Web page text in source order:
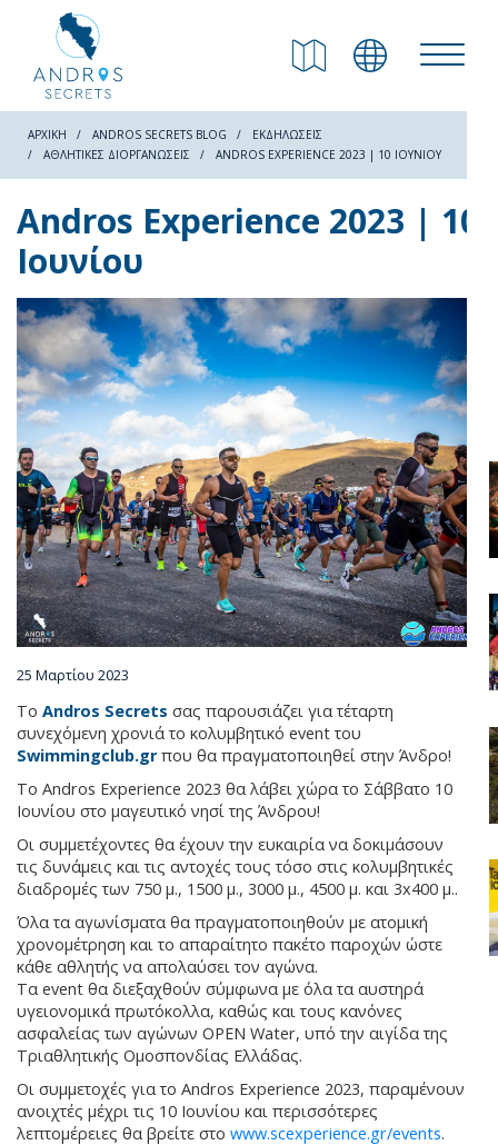
ΕΠΙΣΤΡΟΦΗ
Παραλίες
Φύση
Πολιτισμός
Αξιοθέατα
Μονοπάτια
Χωριά
Διαμονή
Φαγητό & Ποτό
Δραστηριότητες
Ενοικιάσεις
Ευεξία & Ομορφιά
Γάμος στην Άνδρο
ΑΡΧΙΚΗ ANDROS SECRETS BLOG
ΕΚΔΗΛΏΣΕΙΣ
ΑΘΛΗΤΙΚΈΣ ΔΙΟΡΓΑΝΏΣΕΙΣ
ANDROS EXPERIENCE 2023 | 10 ΙΟΥΝΊΟΥ
Andros Experience 2023 | 10
Ιουνίου
25 Μαρτίου 2023
Το Andros Secrets σας παρουσιάζει για τέταρτη
συνεχόμενη χρονιά το κολυμβητικό event του
Swimmingclub.grπου θα πραγματοποιηθεί στην Άνδρο!
Το Andros Experience 2023 θα λάβει χώρα το Σάββατο 10
Ιουνίου στο μαγευτικό νησί της Άνδρου!
Οι συμμετέχοντες θα έχουν την ευκαιρία να δοκιμάσουν
τις δυνάμεις και τις αντοχές τους τόσο στις κολυμβητικές
διαδρομές των 750 μ., 1500 μ., 3000 μ., 4500 μ. και 3x400 μ..
Όλα τα αγωνίσματα θα πραγματοποιηθούν με ατομική
χρονομέτρηση και το απαραίτητο πακέτο παροχών ώστε
κάθε αθλητής να απολαύσει τον αγώνα.
Τα event θα διεξαχθούν σύμφωνα με όλα τα αυστηρά
υγειονομικά πρωτόκολλα, καθώς και τους κανόνες
ασφαλείας των αγώνων OPEN Water, υπό την αιγίδα της
Τριαθλητικής Ομοσπονδίας Ελλάδας.
Οι συμμετοχές για το Andros Experience 2023, παραμένουν
ανοιχτές μέχρι τις 10 Ιουνίου και περισσότερες
λεπτομέρειες θα βρείτε στο www.scexperience.gr/events.